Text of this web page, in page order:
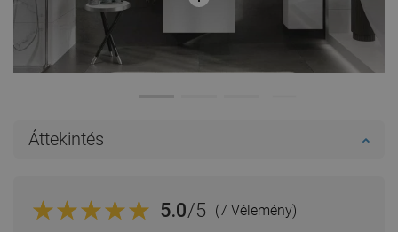
Áttekintés
5.0/5 (7 Vélemény)